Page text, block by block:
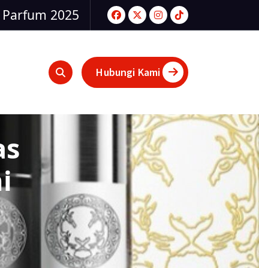
2025
Hubungi Kami